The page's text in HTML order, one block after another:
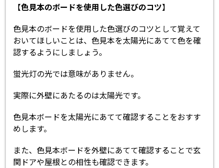
【色見本のボードを使用した色選びのコツ】
色見本のボードを使用した色選びのコツとして覚えて
おいてほしいことは、色見本を太陽光にあてて色を確
認するようにしましょう。
蛍光灯の光では意味がありません。
実際に外壁にあたるのは太陽光です。
色見本ボードを太陽光にあてて確認することをおすす
めします。
また、色見本ボードを外壁にあてて確認することで玄
関ドアや屋根との相性も確認できます。